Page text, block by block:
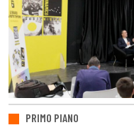
PRIMO PIANO